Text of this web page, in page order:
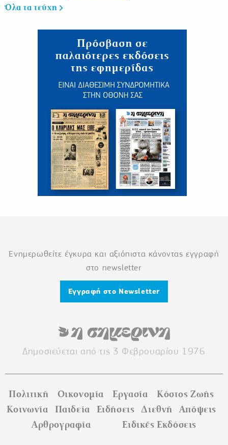
Όλα τα τεύχη
Ενημερωθείτε έγκυρα και αξιόπιστα κάνοντας εγγραφή
στο newsletter
Εγγραφή στο Newsletter
Δημοσιεύεται από τις 3 Φεβρουαρίου 1976
Πολιτική Οικονομία Εργασία
Κόστος Ζωής
Κοινωνία
Παιδεία Ειδήσεις Διεθνή
Απόψεις
Αρθρογραφία
Ειδικές Εκδόσεις